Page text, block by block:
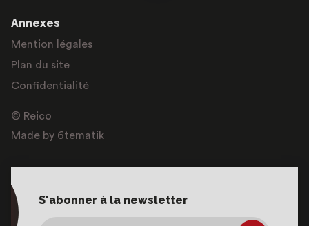
Annexes
Mention légales
Plan du site
Confidentialité
© Reico
Made by 6tematik
S'abonner à la newsletter